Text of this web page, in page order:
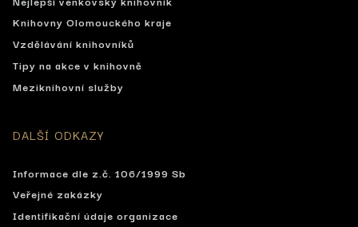
Knihovny Olomouckého kraje
Vzdělávání knihovníků
Tipy na akce v knihovně
Meziknihovní služby
DALŠÍ ODKAZY
Informace dle z.č. 106/1999 Sb
Veřejné zakázky
Identifikační údaje organizace